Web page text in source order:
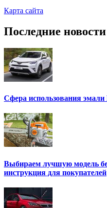
Карта сайта
Последние новости
Сфера использования
Выбираем лучшую модель
инструкция для покупателей